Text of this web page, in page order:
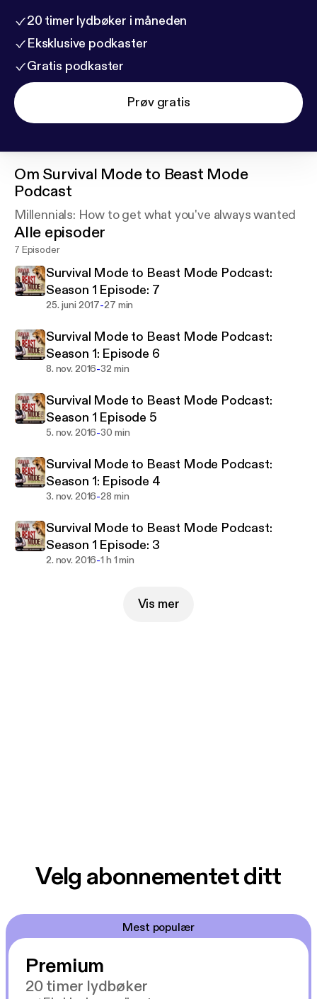
20 timer lydbøker i måneden
Eksklusive podkaster
Gratis podkaster
Prøv gratis
Om Survival Mode to Beast Mode
Podcast
Millennials: How to get what you've always wanted
Alle episoder
7 Episoder
Survival Mode to Beast Mode Podcast:
Season 1 Episode: 7
25. juni 2017-27 min
Survival Mode to Beast Mode Podcast:
Season 1: Episode 6
8. nov. 2016-32 min
Survival Mode to Beast Mode Podcast:
Season 1 Episode 5
5. nov. 2016-30 min
Survival Mode to Beast Mode Podcast:
Season 1: Episode 4
3. nov. 2016-28 min
Survival Mode to Beast Mode Podcast:
Season 1 Episode: 3
2. nov. 2016-1 h 1 min
Vis mer
Velg abonnementet ditt
Mest populær
Premium
20 timer lydbøker